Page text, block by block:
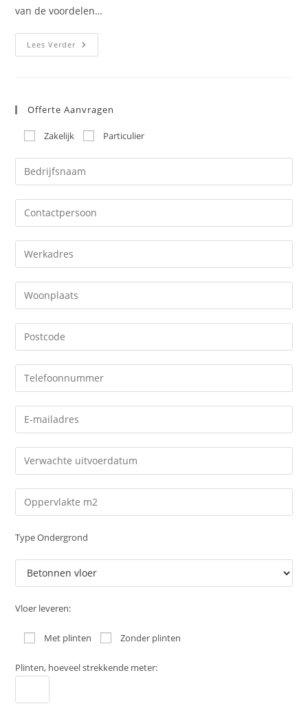
van de voordelen…
Lees VerderGietvloer
Buitenterras
Offerte Aanvragen
Zakelijk Particulier
Type Ondergrond
Vloer leveren:
Met plinten Zonder plinten
Plinten, hoeveel strekkende meter: